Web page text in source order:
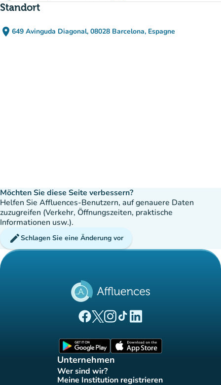
Standort
place 649 Avinguda Diagonal, 08028 Barcelona, Espagne
(in Google Maps öffnen)
(new tab)
Möchten Sie diese Seite verbessern?
Helfen Sie Affluences-Benutzern, auf genauere Daten
zuzugreifen (Verkehr, Öffnungszeiten, praktische
Informationen usw.).
editSchlagen Sie eine Änderung vor
(new tab)
(new tab)
(new tab)(new tab)
(new tab)
Unternehmen
Wer sind wir?
(new tab)
Meine Institution registrieren